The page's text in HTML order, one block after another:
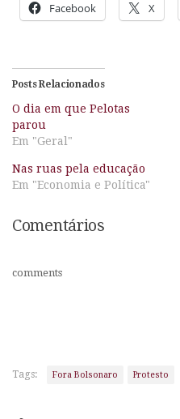
Facebook X
Posts Relacionados
O dia em que Pelotas
parou
Em "Geral"
Nas ruas pela educação
Em "Economia e Política"
Comentários
comments
Tags: Fora Bolsonaro Protesto